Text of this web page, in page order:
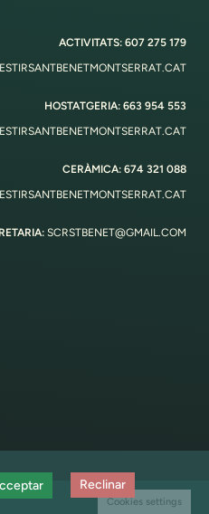
ACTIVITATS: 607 275 179
HOSTATGERIA: 663 954 553
CERÀMICA: 674 321 088
SCRSTBENET@GMAIL.COM
Reclinar
Cookies settings